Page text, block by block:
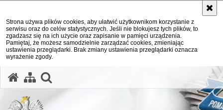
Strona używa plików cookies, aby ułatwić użytkownikom korzystanie z
serwisu oraz do celów statystycznych. Jeśli nie blokujesz tych plików, to
zgadzasz się na ich użycie oraz zapisanie w pamięci urządzenia.
Pamiętaj, że możesz samodzielnie zarządzać cookies, zmieniając
ustawienia przeglądarki. Brak zmiany ustawienia przeglądarki oznacza
wyrażenie zgody.